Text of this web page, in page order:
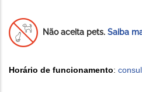
Não aceita pets. Saiba
Horário de funcionamento: